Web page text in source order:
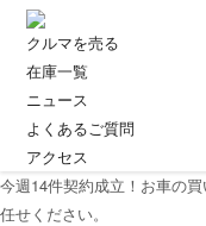
クルマを売る
在庫一覧
ニュース
よくあるご質問
アクセス
今週14件契約成立！お車の
任せください。